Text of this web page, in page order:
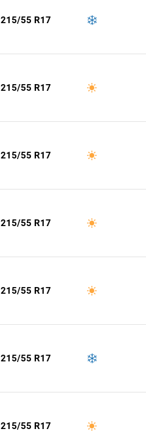
215/55 R17
215/55 R17
215/55 R17
215/55 R17
215/55 R17
215/55 R17
215/55 R17